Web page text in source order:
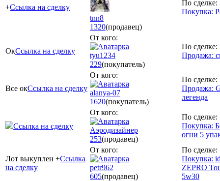
+Ссылка на сделку
tnn8
1320(продавец)
По сделке:
Покупка:
ОкСсылка на сделку
От кого:
tyu1234
229(покупатель)
По сделке:
Продажа:
Все окСсылка на сделку
От кого:
alanya-07
1620(покупатель)
По сделке:
Продажа:
легенда
Ссылка на сделку
От кого:
Аэродизайнер
253(продавец)
По сделке:
Покупка:
огни 5
Лот выкуплен +Ссылка
на сделку
От кого:
petr962
605(продавец)
По сделке:
Покупка:
ZEPRO
5w30